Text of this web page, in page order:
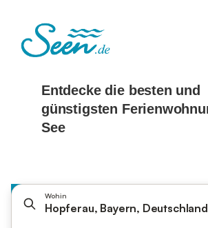
Wohin
Hopferau, Bayern, Deutschland